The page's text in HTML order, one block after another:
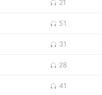
21
51
31
28
41